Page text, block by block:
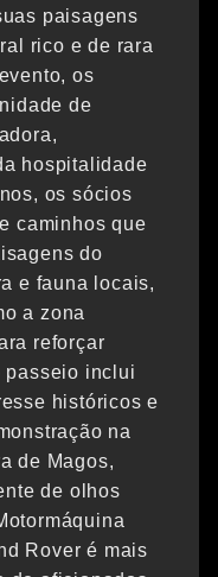
paisagens
rico e de rara
os
de
hospitalidade
os sócios
caminhos que
do
e fauna locais,
a zona
reforçar
passeio inclui
históricos e
na
de Magos,
de olhos
Rover é mais